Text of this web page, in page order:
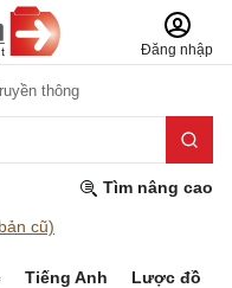
Đăng nhập
thông
Tìm nâng cao
cũ)
Tiếng Anh Lược đồ